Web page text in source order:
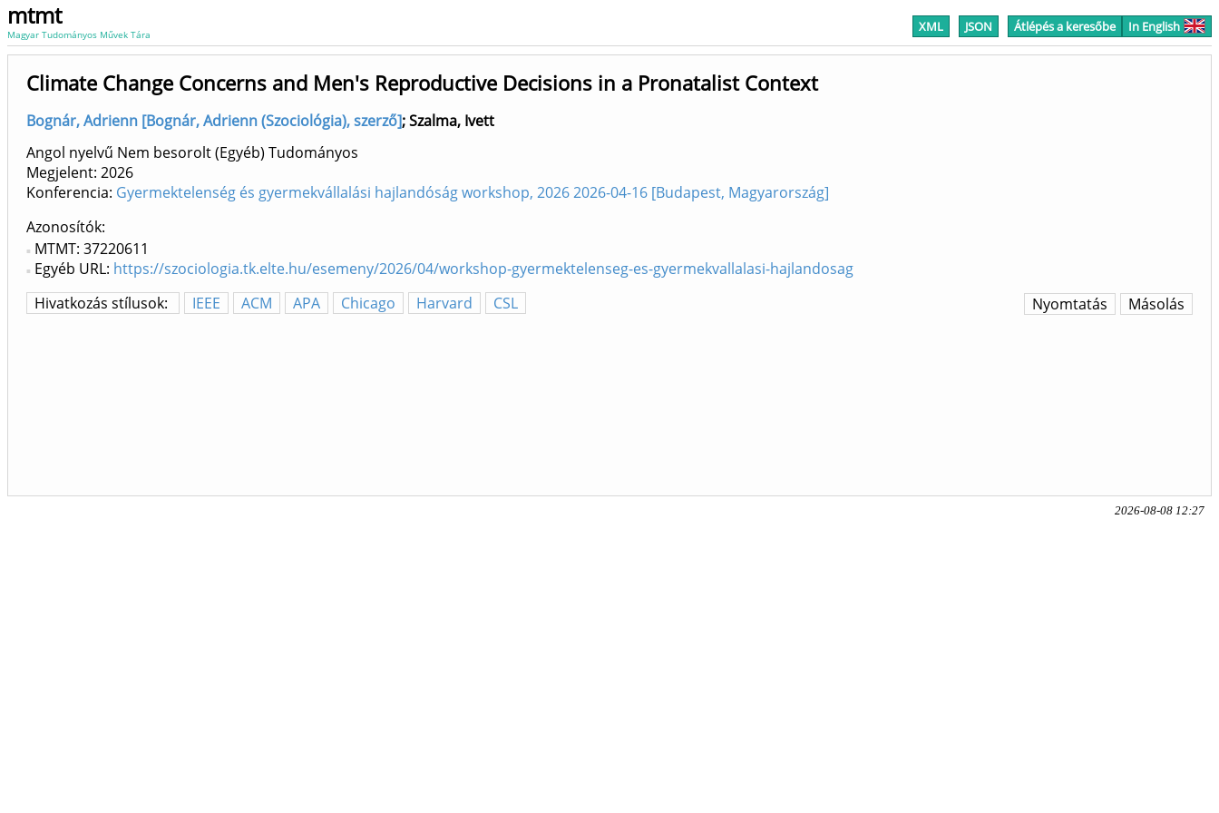
mtmt
Magyar Tudományos Művek Tára XML JSON Átlépés a keresőbe In English
Climate Change Concerns and Men's Reproductive Decisions in a Pronatalist Context
Bognár, Adrienn [Bognár, Adrienn (Szociológia), szerző];Szalma, Ivett
Angol nyelvű Nem besorolt (Egyéb) Tudományos
Megjelent: 2026
Konferencia: Gyermektelenség és gyermekvállalási hajlandóság workshop, 2026 2026-04-16 [Budapest, Magyarország]
Azonosítók
MTMT: 37220611
Egyéb URL: https://szociologia.tk.elte.hu/esemeny/2026/04/workshop-gyermektelenseg-es-gyermekvallalasi-hajlandosag
Hivatkozás stílusok:
IEEE ACM APA Chicago Harvard CSL Másolás
Nyomtatás
2026-08-08 12:27